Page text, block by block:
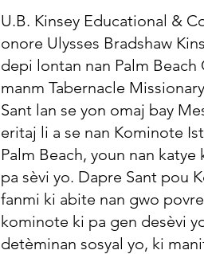
U.B. Kinsey Educational &
onore Ulysses Bradshaw
depi lontan nan Palm Beach
manm Tabernacle
Sant lan se yon omaj bay
eritaj li a se nan Kominote
Palm Beach, youn nan
pa sèvi yo. Dapre Sant pou
fanmi ki abite nan gwo
kominote ki pa gen desèvi
detèminan sosyal yo, ki